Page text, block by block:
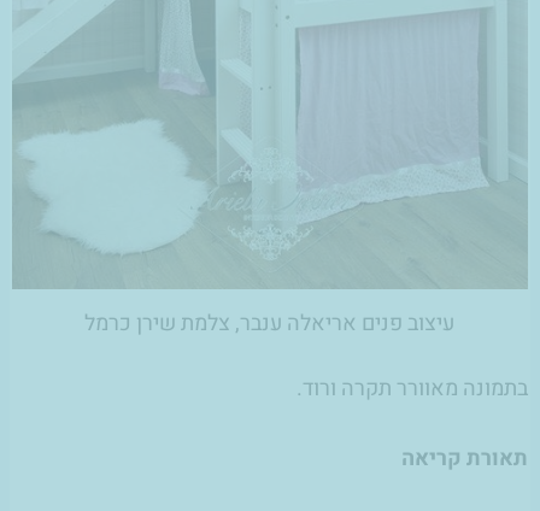
עיצוב פנים אריאלה ענבר, צלמת שירן כרמל
בתמונה מאוורר תקרה ורוד.
תאורת קריאה